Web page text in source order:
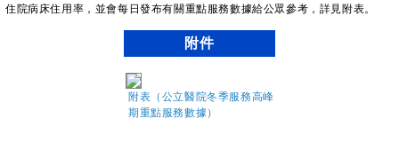
住院病床住用率，並會每日發布有關重點服務數據給公眾參考，詳見附表。
附件
附表（公立醫院冬季服務高峰
期重點服務數據）